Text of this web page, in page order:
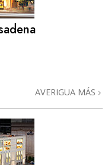
AVERIGUA MÁS